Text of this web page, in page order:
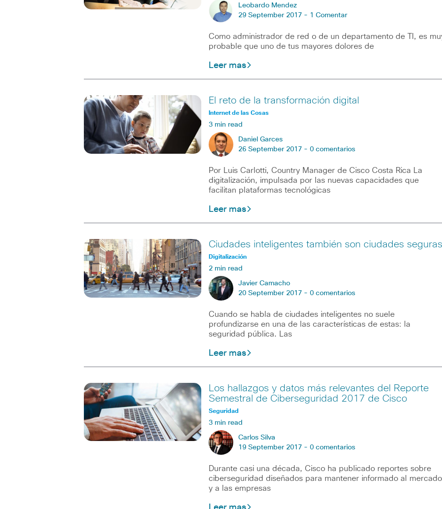
Leobardo Mendez
29 September 2017 - 1 Comentar
Como administrador de red o de un departamento de TI, es
probable que uno de tus mayores dolores de
Leer mas
El reto de la transformación digital
Internet de las Cosas
3 min read
Daniel Garces
26 September 2017 - 0 comentarios
Por Luis Carlotti, Country Manager de Cisco Costa Rica La
digitalización, impulsada por las nuevas capacidades que
facilitan plataformas tecnológicas
Leer mas
Ciudades inteligentes también son ciudades seguras
Digitalización
2 min read
Javier Camacho
20 September 2017 - 0 comentarios
Cuando se habla de ciudades inteligentes no suele
profundizarse en una de las características de estas: la
seguridad pública. Las
Leer mas
Los hallazgos y datos más relevantes del Reporte
Semestral de Ciberseguridad 2017 de Cisco
Seguridad
3 min read
Carlos Silva
19 September 2017 - 0 comentarios
Durante casi una década, Cisco ha publicado reportes sobre
ciberseguridad diseñados para mantener informado al mercado
y a las empresas